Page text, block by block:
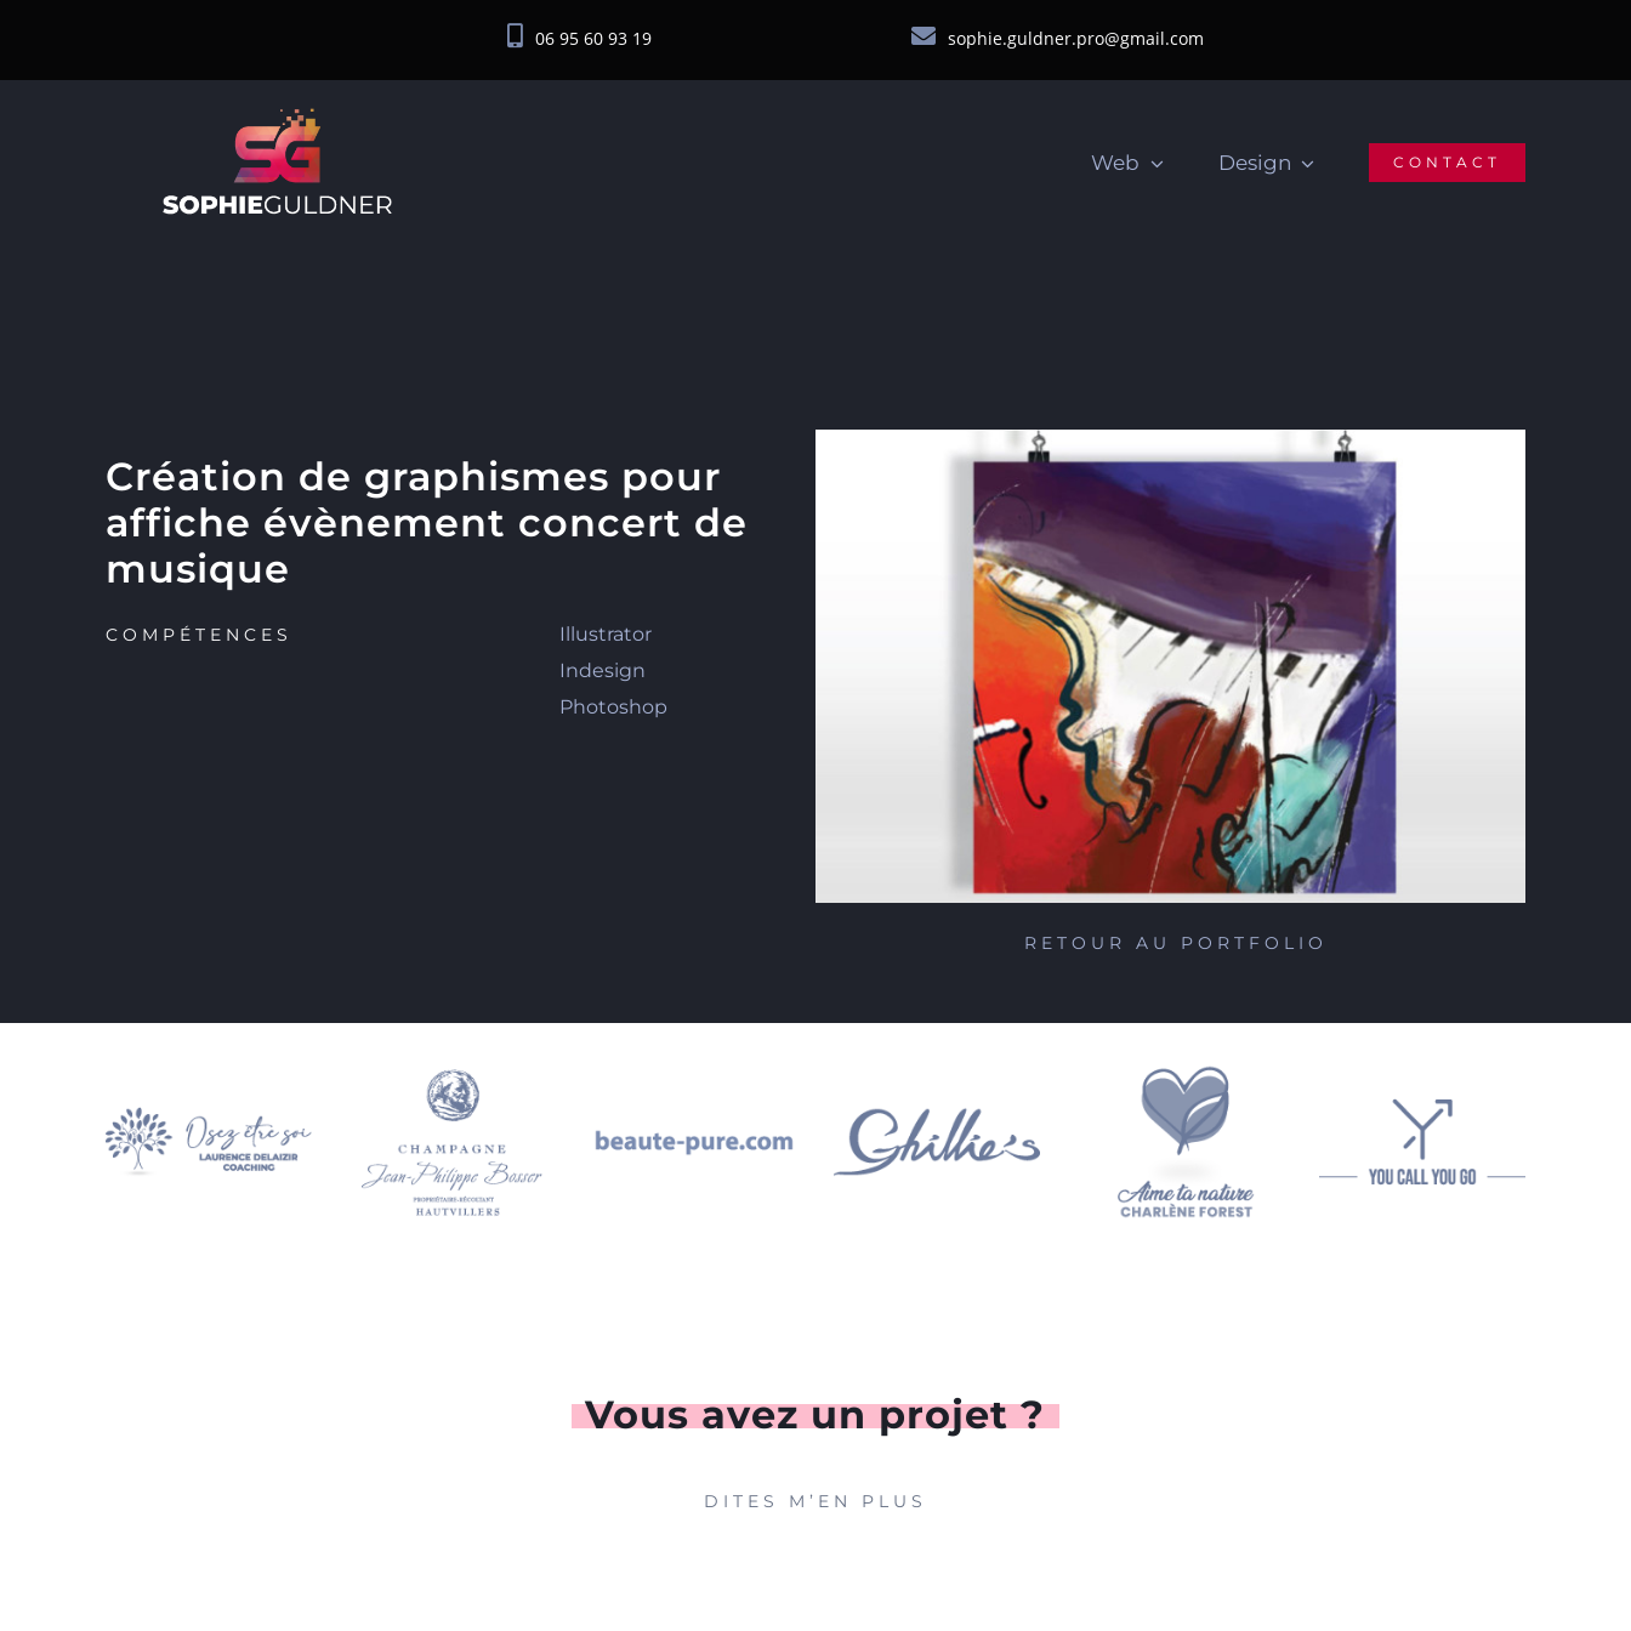
06 95 60 93 19 sophie.guldner.pro@gmail.com
Web Design CONTACT
Création de graphismes pour
affiche évènement concert de
musique
COMPÉTENCES
Illustrator
Indesign
Photoshop
RETOUR AU PORTFOLIO
Vous avez un projet ?
DITES M’EN PLUS